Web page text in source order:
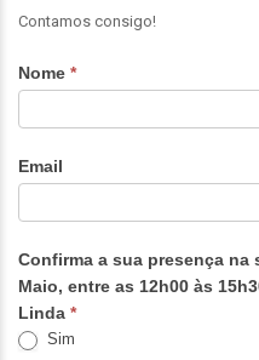
Contamos consigo!
CONVITE
Nome *
Email
Confirma a sua presença na
Maio, entre as 12h00 às
Linda *
Sim